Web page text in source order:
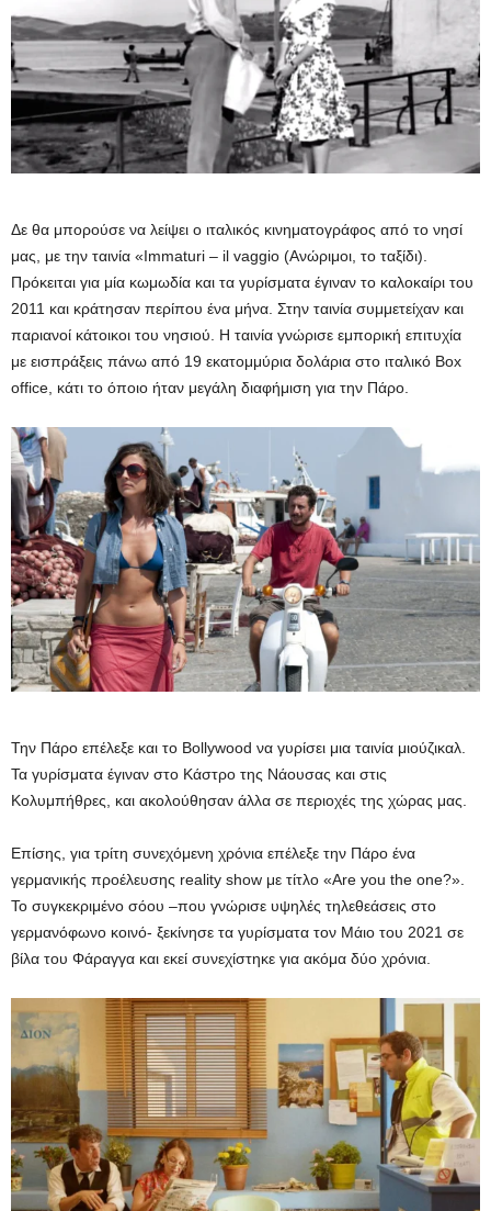
Δε θα μπορούσε να λείψει ο ιταλικός κινηματογράφος από το νησί
μας, με την ταινία «Immaturi – il vaggio (Ανώριμοι, το ταξίδι).
Πρόκειται για μία κωμωδία και τα γυρίσματα έγιναν το καλοκαίρι του
2011 και κράτησαν περίπου ένα μήνα. Στην ταινία συμμετείχαν και
παριανοί κάτοικοι του νησιού. Η ταινία γνώρισε εμπορική επιτυχία
με εισπράξεις πάνω από 19 εκατομμύρια δολάρια στο ιταλικό Box
office, κάτι το όποιο ήταν μεγάλη διαφήμιση για την Πάρο.
Την Πάρο επέλεξε και το Bollywood να γυρίσει μια ταινία μιούζικαλ.
Τα γυρίσματα έγιναν στο Κάστρο της Νάουσας και στις
Κολυμπήθρες, και ακολούθησαν άλλα σε περιοχές της χώρας μας.
Επίσης, για τρίτη συνεχόμενη χρόνια επέλεξε την Πάρο ένα
γερμανικής προέλευσης reality show με τίτλο «Are you the one?».
Το συγκεκριμένο σόου –που γνώρισε υψηλές τηλεθεάσεις στο
γερμανόφωνο κοινό- ξεκίνησε τα γυρίσματα τον Μάιο του 2021 σε
βίλα του Φάραγγα και εκεί συνεχίστηκε για ακόμα δύο χρόνια.